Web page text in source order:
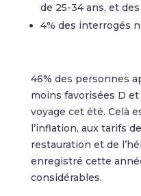
de 25-34 ans, et
4% des interrogés
46% des personnes
moins favorisées D
voyage cet été. Celà
l’inflation, aux tarifs
restauration et de
enregistré cette
considérables.